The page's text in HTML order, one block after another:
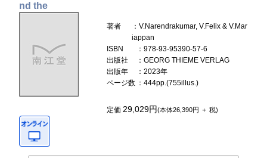
nd the
著者
：V.Narendrakumar, V.Felix & V.Mar
iappan
ISBN
：978-93-95390-57-6
出版社
：GEORG THIEME VERLAG
出版年
：2023年
ページ数 ：444pp.(755illus.)
定価29,029円(本体26,390円 ＋ 税)